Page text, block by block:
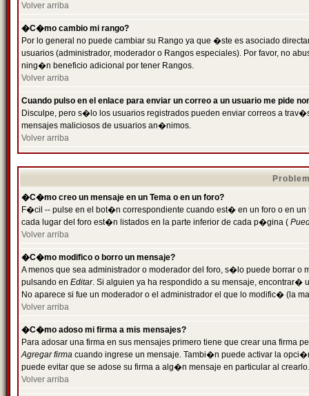
Volver arriba
�C�mo cambio mi rango?
Por lo general no puede cambiar su Rango ya que �ste es asociado
usuarios (administrador, moderador o Rangos especiales). Por favor, no
ning�n beneficio adicional por tener Rangos.
Volver arriba
Cuando pulso en el enlace para enviar un correo a un usuario me pide
Disculpe, pero s�lo los usuarios registrados pueden enviar correos a
mensajes maliciosos de usuarios an�nimos.
Volver arriba
�C�mo creo un mensaje en un Tema o en un foro?
F�cil -- pulse en el bot�n correspondiente cuando est� en un foro o en
cada lugar del foro est�n listados en la parte inferior de cada p�gina (
Volver arriba
�C�mo modifico o borro un mensaje?
A menos que sea administrador o moderador del foro, s�lo puede borrar o
pulsando en Editar. Si alguien ya ha respondido a su mensaje, encontrar�
No aparece si fue un moderador o el administrador el que lo modific� (la
Volver arriba
�C�mo adoso mi firma a mis mensajes?
Para adosar una firma en sus mensajes primero tiene que crear una firma
Agregar firma cuando ingrese un mensaje. Tambi�n puede activar la
puede evitar que se adose su firma a alg�n mensaje en particular al crearlo.
Volver arriba